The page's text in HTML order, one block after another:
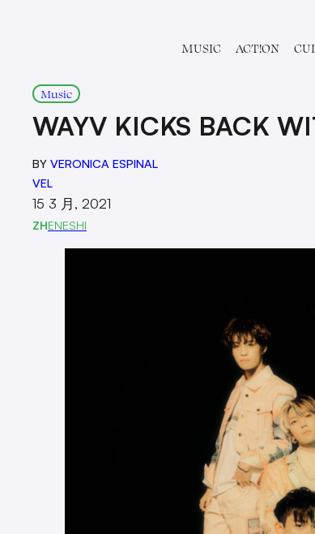
MUSIC ACT!ON
Music
WAYV KICKS BACK
BY VERONICA ESPINAL
VEL
15 3 月, 2021
ZHENESHI